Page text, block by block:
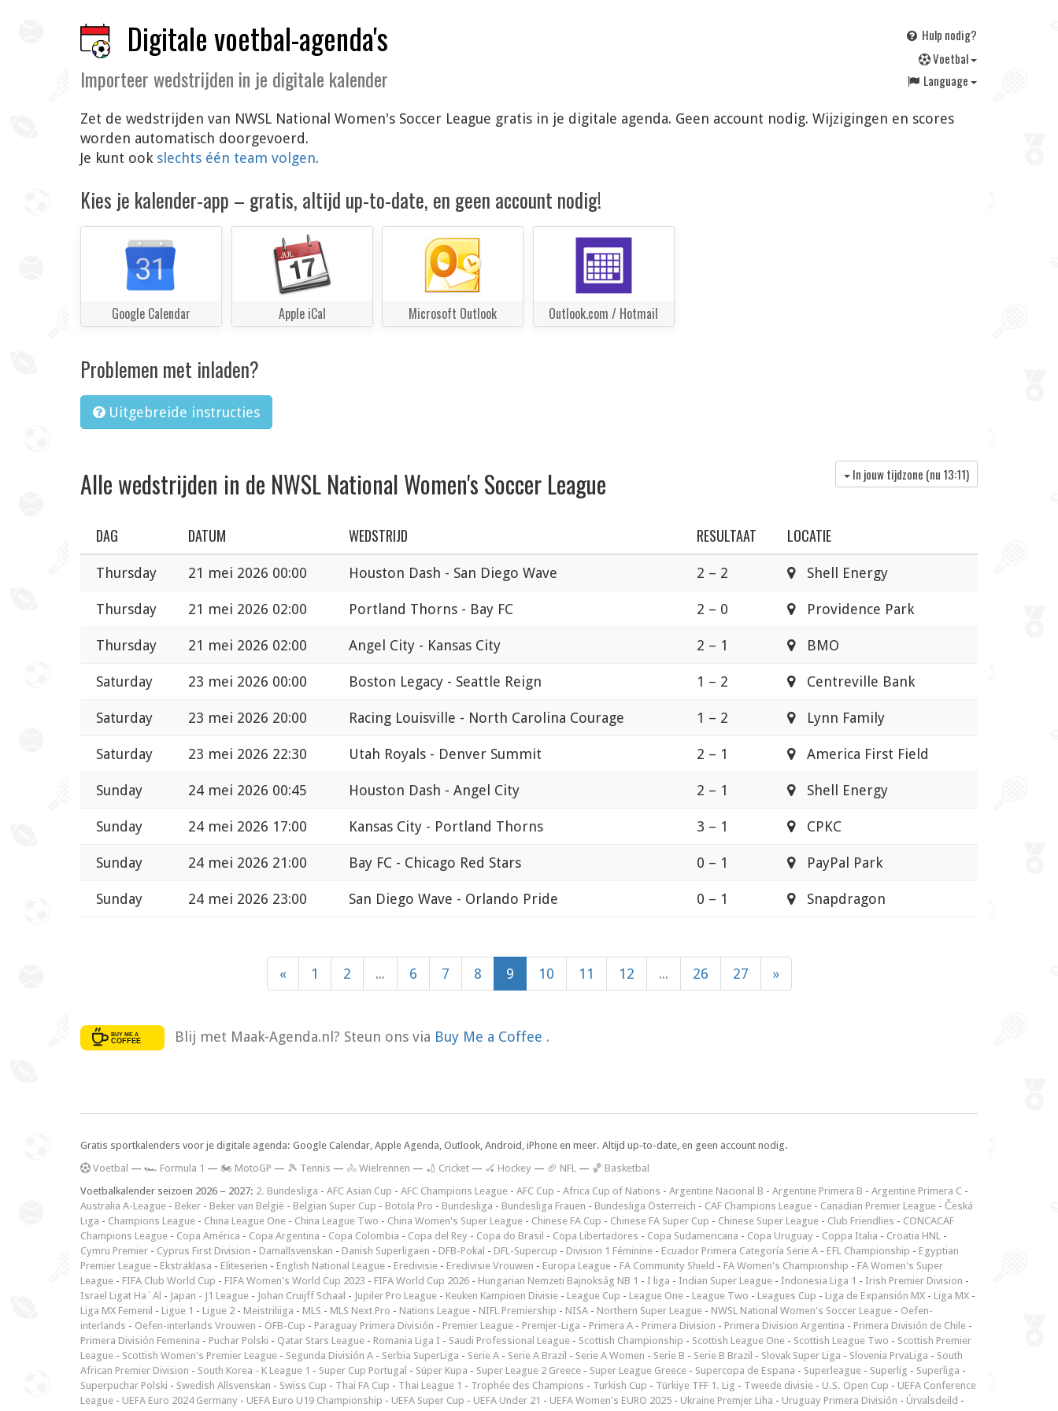
Digitale voetbal-agenda's
Importeer wedstrijden in je digitale kalender
Hulp nodig?
Voetbal
Language
Zet de wedstrijden van NWSL National Women's Soccer League gratis in je digitale agenda. Geen account nodig. Wijzigingen en scores
worden automatisch doorgevoerd.
Je kunt ook slechts één team volgen.
Kies je kalender-app – gratis, altijd up-to-date, en geen account nodig!
Google Calendar Apple iCal Microsoft Outlook Outlook.com / Hotmail
Problemen met inladen?
Uitgebreide instructies
Alle wedstrijden in de NWSL National Women's Soccer League In jouw tijdzone (nu 13:11)
DAG DATUM WEDSTRIJD RESULTAAT LOCATIE
Thursday 21 mei 2026 00:00 Houston Dash - San Diego Wave 2 – 2 Shell Energy
Thursday 21 mei 2026 02:00 Portland Thorns - Bay FC 2 – 0 Providence Park
Thursday 21 mei 2026 02:00 Angel City - Kansas City 2 – 1 BMO
Saturday 23 mei 2026 00:00 Boston Legacy - Seattle Reign 1 – 2 Centreville Bank
Saturday 23 mei 2026 20:00 Racing Louisville - North Carolina Courage 1 – 2 Lynn Family
Saturday 23 mei 2026 22:30 Utah Royals - Denver Summit 2 – 1 America First Field
Sunday 24 mei 2026 00:45 Houston Dash - Angel City 2 – 1 Shell Energy
Sunday 24 mei 2026 17:00 Kansas City - Portland Thorns 3 – 1 CPKC
Sunday 24 mei 2026 21:00 Bay FC - Chicago Red Stars 0 – 1 PayPal Park
Sunday 24 mei 2026 23:00 San Diego Wave - Orlando Pride 0 – 1 Snapdragon
« 1 2 ... 6 7 8 9 10 11 12 ... 26 27 »
Blij met Maak-Agenda.nl? Steun ons via Buy Me a Coffee .
Gratis sportkalenders voor je digitale agenda: Google Calendar, Apple Agenda, Outlook, Android, iPhone en meer. Altijd up-to-date, en geen account nodig.
Voetbal — 🏎️ Formula 1 — 🏍 MotoGP — 🎾 Tennis — 🚴 Wielrennen — 🏏 Cricket — 🏑 Hockey — 🏈 NFL — 🏀 Basketbal
Voetbalkalender seizoen 2026 – 2027: 2. Bundesliga - AFC Asian Cup - AFC Champions League - AFC Cup - Africa Cup of Nations - Argentine Nacional B - Argentine Primera B - Argentine Primera C -
Australia A-League - Beker - Beker van België - Belgian Super Cup - Botola Pro - Bundesliga - Bundesliga Frauen - Bundesliga Österreich - CAF Champions League - Canadian Premier League - Česká
Liga - Champions League - China League One - China League Two - China Women's Super League - Chinese FA Cup - Chinese FA Super Cup - Chinese Super League - Club Friendlies - CONCACAF
Champions League - Copa América - Copa Argentina - Copa Colombia - Copa del Rey - Copa do Brasil - Copa Libertadores - Copa Sudamericana - Copa Uruguay - Coppa Italia - Croatia HNL -
Cymru Premier - Cyprus First Division - Damallsvenskan - Danish Superligaen - DFB-Pokal - DFL-Supercup - Division 1 Féminine - Ecuador Primera Categoría Serie A - EFL Championship - Egyptian
Premier League - Ekstraklasa - Eliteserien - English National League - Eredivisie - Eredivisie Vrouwen - Europa League - FA Community Shield - FA Women's Championship - FA Women's Super
League - FIFA Club World Cup - FIFA Women's World Cup 2023 - FIFA World Cup 2026 - Hungarian Nemzeti Bajnokság NB 1 - I liga - Indian Super League - Indonesia Liga 1 - Irish Premier Division -
Israel Ligat Ha`Al - Japan - J1 League - Johan Cruijff Schaal - Jupiler Pro League - Keuken Kampioen Divisie - League Cup - League One - League Two - Leagues Cup - Liga de Expansión MX - Liga MX -
Liga MX Femenil - Ligue 1 - Ligue 2 - Meistriliiga - MLS - MLS Next Pro - Nations League - NIFL Premiership - NISA - Northern Super League - NWSL National Women's Soccer League - Oefen-
interlands - Oefen-interlands Vrouwen - ÖFB-Cup - Paraguay Primera División - Premier League - Premjer-Liga - Primera A - Primera Division - Primera Division Argentina - Primera División de Chile -
Primera División Femenina - Puchar Polski - Qatar Stars League - Romania Liga I - Saudi Professional League - Scottish Championship - Scottish League One - Scottish League Two - Scottish Premier
League - Scottish Women's Premier League - Segunda División A - Serbia SuperLiga - Serie A - Serie A Brazil - Serie A Women - Serie B - Serie B Brazil - Slovak Super Liga - Slovenia PrvaLiga - South
African Premier Division - South Korea - K League 1 - Super Cup Portugal - Süper Kupa - Super League 2 Greece - Super League Greece - Supercopa de Espana - Superleague - Superlig - Superliga -
Superpuchar Polski - Swedish Allsvenskan - Swiss Cup - Thai FA Cup - Thai League 1 - Trophée des Champions - Turkish Cup - Türkiye TFF 1. Lig - Tweede divisie - U.S. Open Cup - UEFA Conference
League - UEFA Euro 2024 Germany - UEFA Euro U19 Championship - UEFA Super Cup - UEFA Under 21 - UEFA Women's EURO 2025 - Ukraine Premjer Liha - Uruguay Primera División - Úrvalsdeild -